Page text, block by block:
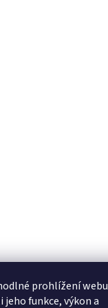
prohlížení webu
funkce, výkon a